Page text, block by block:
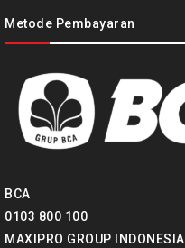
Metode Pembayaran
BCA
0103 800 100
MAXIPRO GROUP INDONESIA